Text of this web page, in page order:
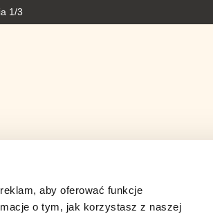
aby oferować funkcje
o tym, jak korzystasz z naszej
1/3
się